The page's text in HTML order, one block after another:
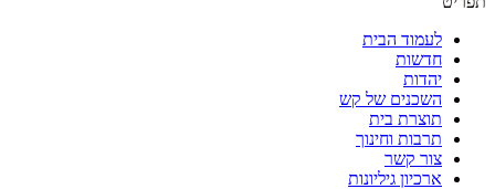
לעמוד הבית
חדשות
יהדות
השכנים של קש
תוצרת בית
תרבות וחינוך
צור קשר
ארכיון גיליונות